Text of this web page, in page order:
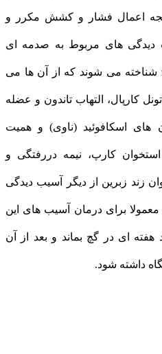
اعمال فشار و کشش مکرر و
های مربوط به صدمه ای
کشیدگی مکرر معمولا با نام rsi شناخته می شوند که از آن ها می
کارپال، التهاب تاندون و عضله
های اسکافوئید (ناوی) و همیت
کارپ، نیمه دررفتگی و
زند زبرین از دیگر آسیب دیدگی
برای درمان آسیب های این
ای در گچ بماند و بعد از آن
داشته شود.